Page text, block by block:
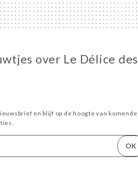
over Le Délice des
en blijf op de hoogte van komende
OK